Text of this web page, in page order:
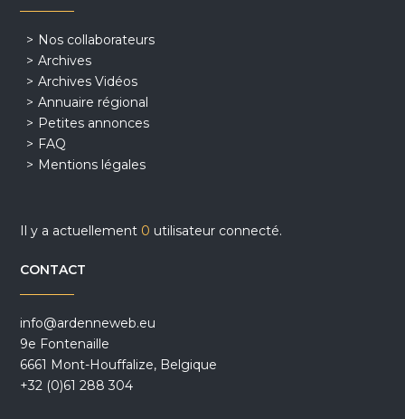
Nos collaborateurs
Archives
Archives Vidéos
Annuaire régional
Petites annonces
FAQ
Mentions légales
Il y a actuellement 0 utilisateur connecté.
CONTACT
info@ardenneweb.eu
9e Fontenaille
6661 Mont-Houffalize, Belgique
+32 (0)61 288 304